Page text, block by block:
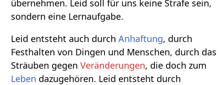
übernehmen. Leid soll für uns keine Strafe sein,
sondern eine Lernaufgabe.
Leid entsteht auch durchAnhaftung, durch
Festhalten von Dingen und Menschen, durch das
Sträuben gegenVeränderungen, die doch zum
Leben dazugehören. Leid entsteht durch